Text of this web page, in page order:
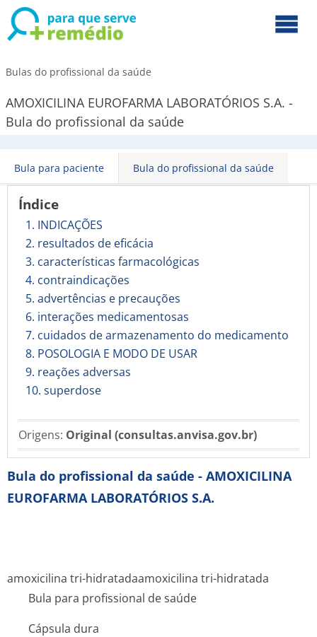
Bulas do profissional da saúde
AMOXICILINA EUROFARMA LABORATÓRIOS S.A. -
Bula do profissional da saúde
Bula para paciente Bula do profissional da saúde
Índice
1. INDICAÇÕES
2. resultados de eficácia
3. características farmacológicas
4. contraindicações
5. advertências e precauções
6. interações medicamentosas
7. cuidados de armazenamento do medicamento
8. POSOLOGIA E MODO DE USAR
9. reações adversas
10. superdose
Origens: Original (consultas.anvisa.gov.br)
Bula do profissional da saúde - AMOXICILINA
EUROFARMA LABORATÓRIOS S.A.
amoxicilina tri-hidratadaamoxicilina tri-hidratada
Bula para profissional de saúde
Cápsula dura